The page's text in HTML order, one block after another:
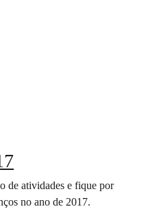
de atividades e fique por
no ano de 2017.